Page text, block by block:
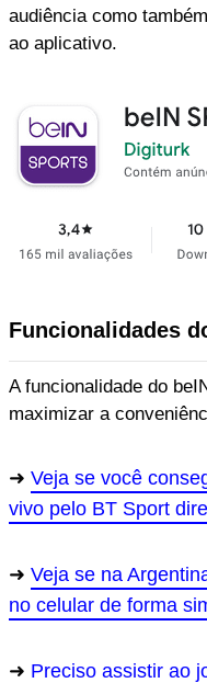
audiência como
ao aplicativo.
Funcionalidades
A funcionalidade do
maximizar a
Veja se você
vivo pelo BT Sport
Veja se na
no celular de forma
Preciso assistir ao